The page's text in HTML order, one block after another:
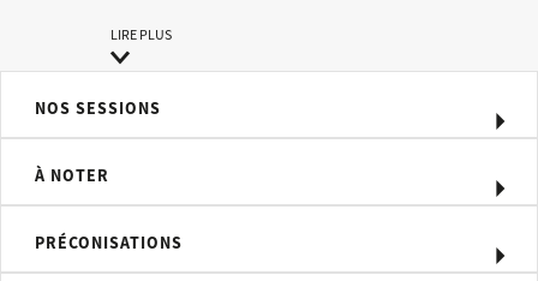
Méthode pédagogique alternant
théorie et pratique au travers d’études
de cas ou de travaux dirigés.
Moyens d'évaluation
LIRE PLUS
NOS SESSIONS
À NOTER
PRÉCONISATIONS